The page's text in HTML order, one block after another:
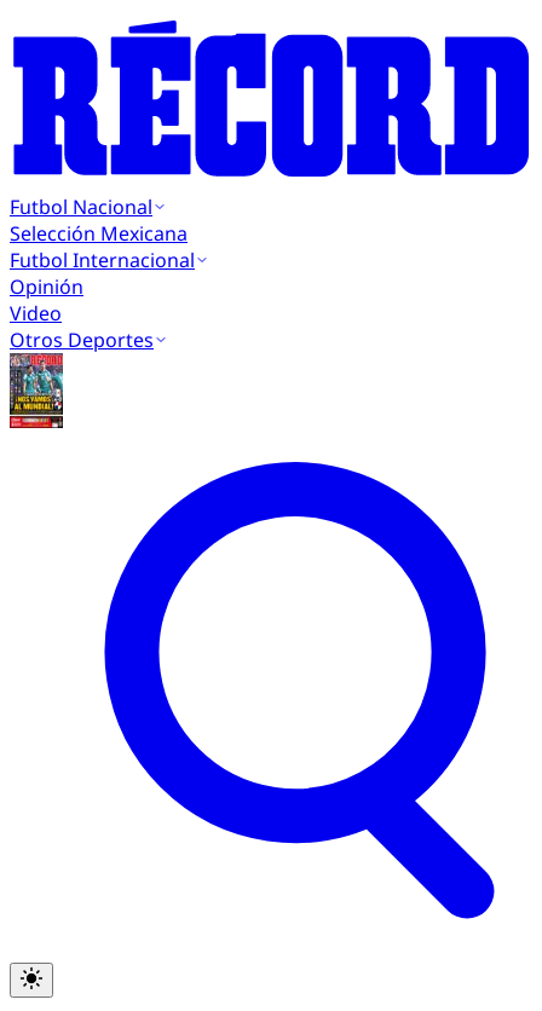
Futbol Nacional
Selección Mexicana
Futbol Internacional
Opinión
Video
Otros Deportes